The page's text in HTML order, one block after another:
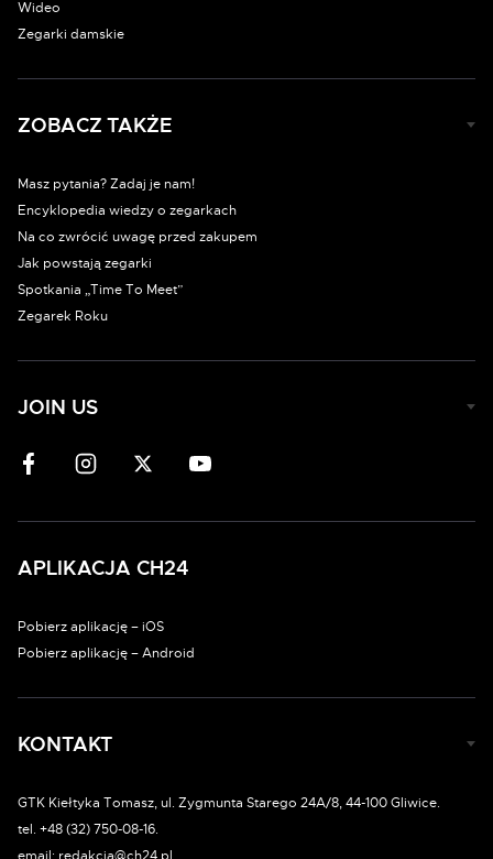
Wideo
Zegarki damskie
ZOBACZ TAKŻE
Masz pytania? Zadaj je nam!
Encyklopedia wiedzy o zegarkach
Na co zwrócić uwagę przed zakupem
Jak powstają zegarki
Spotkania „Time To Meet”
Zegarek Roku
JOIN US
APLIKACJA CH24
Pobierz aplikację – iOS
Pobierz aplikację – Android
KONTAKT
GTK Kiełtyka Tomasz, ul. Zygmunta Starego 24A/8, 44-100 Gliwice.
tel. +48 (32) 750-08-16.
email: redakcja@ch24.pl